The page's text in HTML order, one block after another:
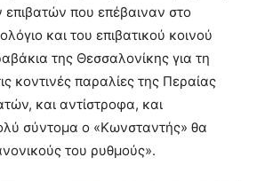
που επέβαιναν στο
και του επιβατικού κοινού
της Θεσσαλονίκης για τη
κοντινές παραλίες της Περαίας
και αντίστροφα, και
σύντομα ο «Κωνσταντής» θα
του ρυθμούς».